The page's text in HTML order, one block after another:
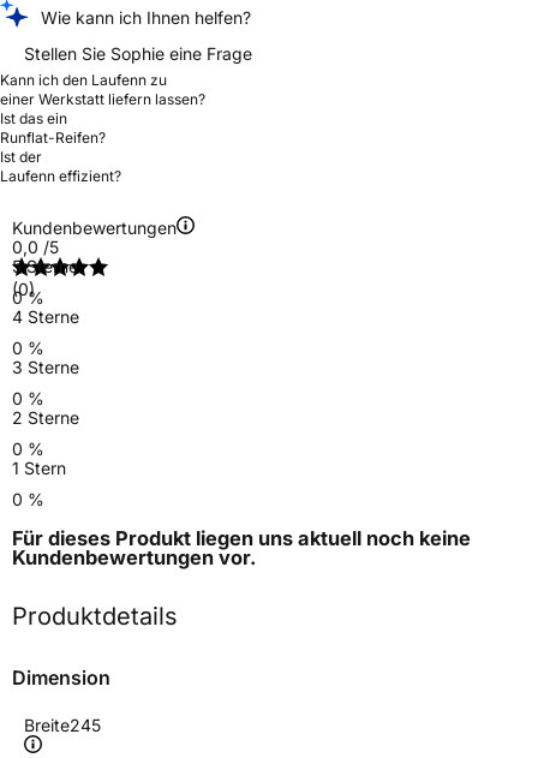
Wie kann ich Ihnen helfen?
Stellen Sie Sophie eine Frage
Kann ich den Laufenn zu
einer Werkstatt liefern lassen?
Ist das ein
Runflat-Reifen?
Ist der
Laufenn effizient?
Kundenbewertungen
0,0 /5
(0)
5 Sterne
0 %
4 Sterne
0 %
3 Sterne
0 %
2 Sterne
0 %
1 Stern
0 %
Für dieses Produkt liegen uns aktuell noch keine
Kundenbewertungen vor.
Produktdetails
Dimension
Breite245